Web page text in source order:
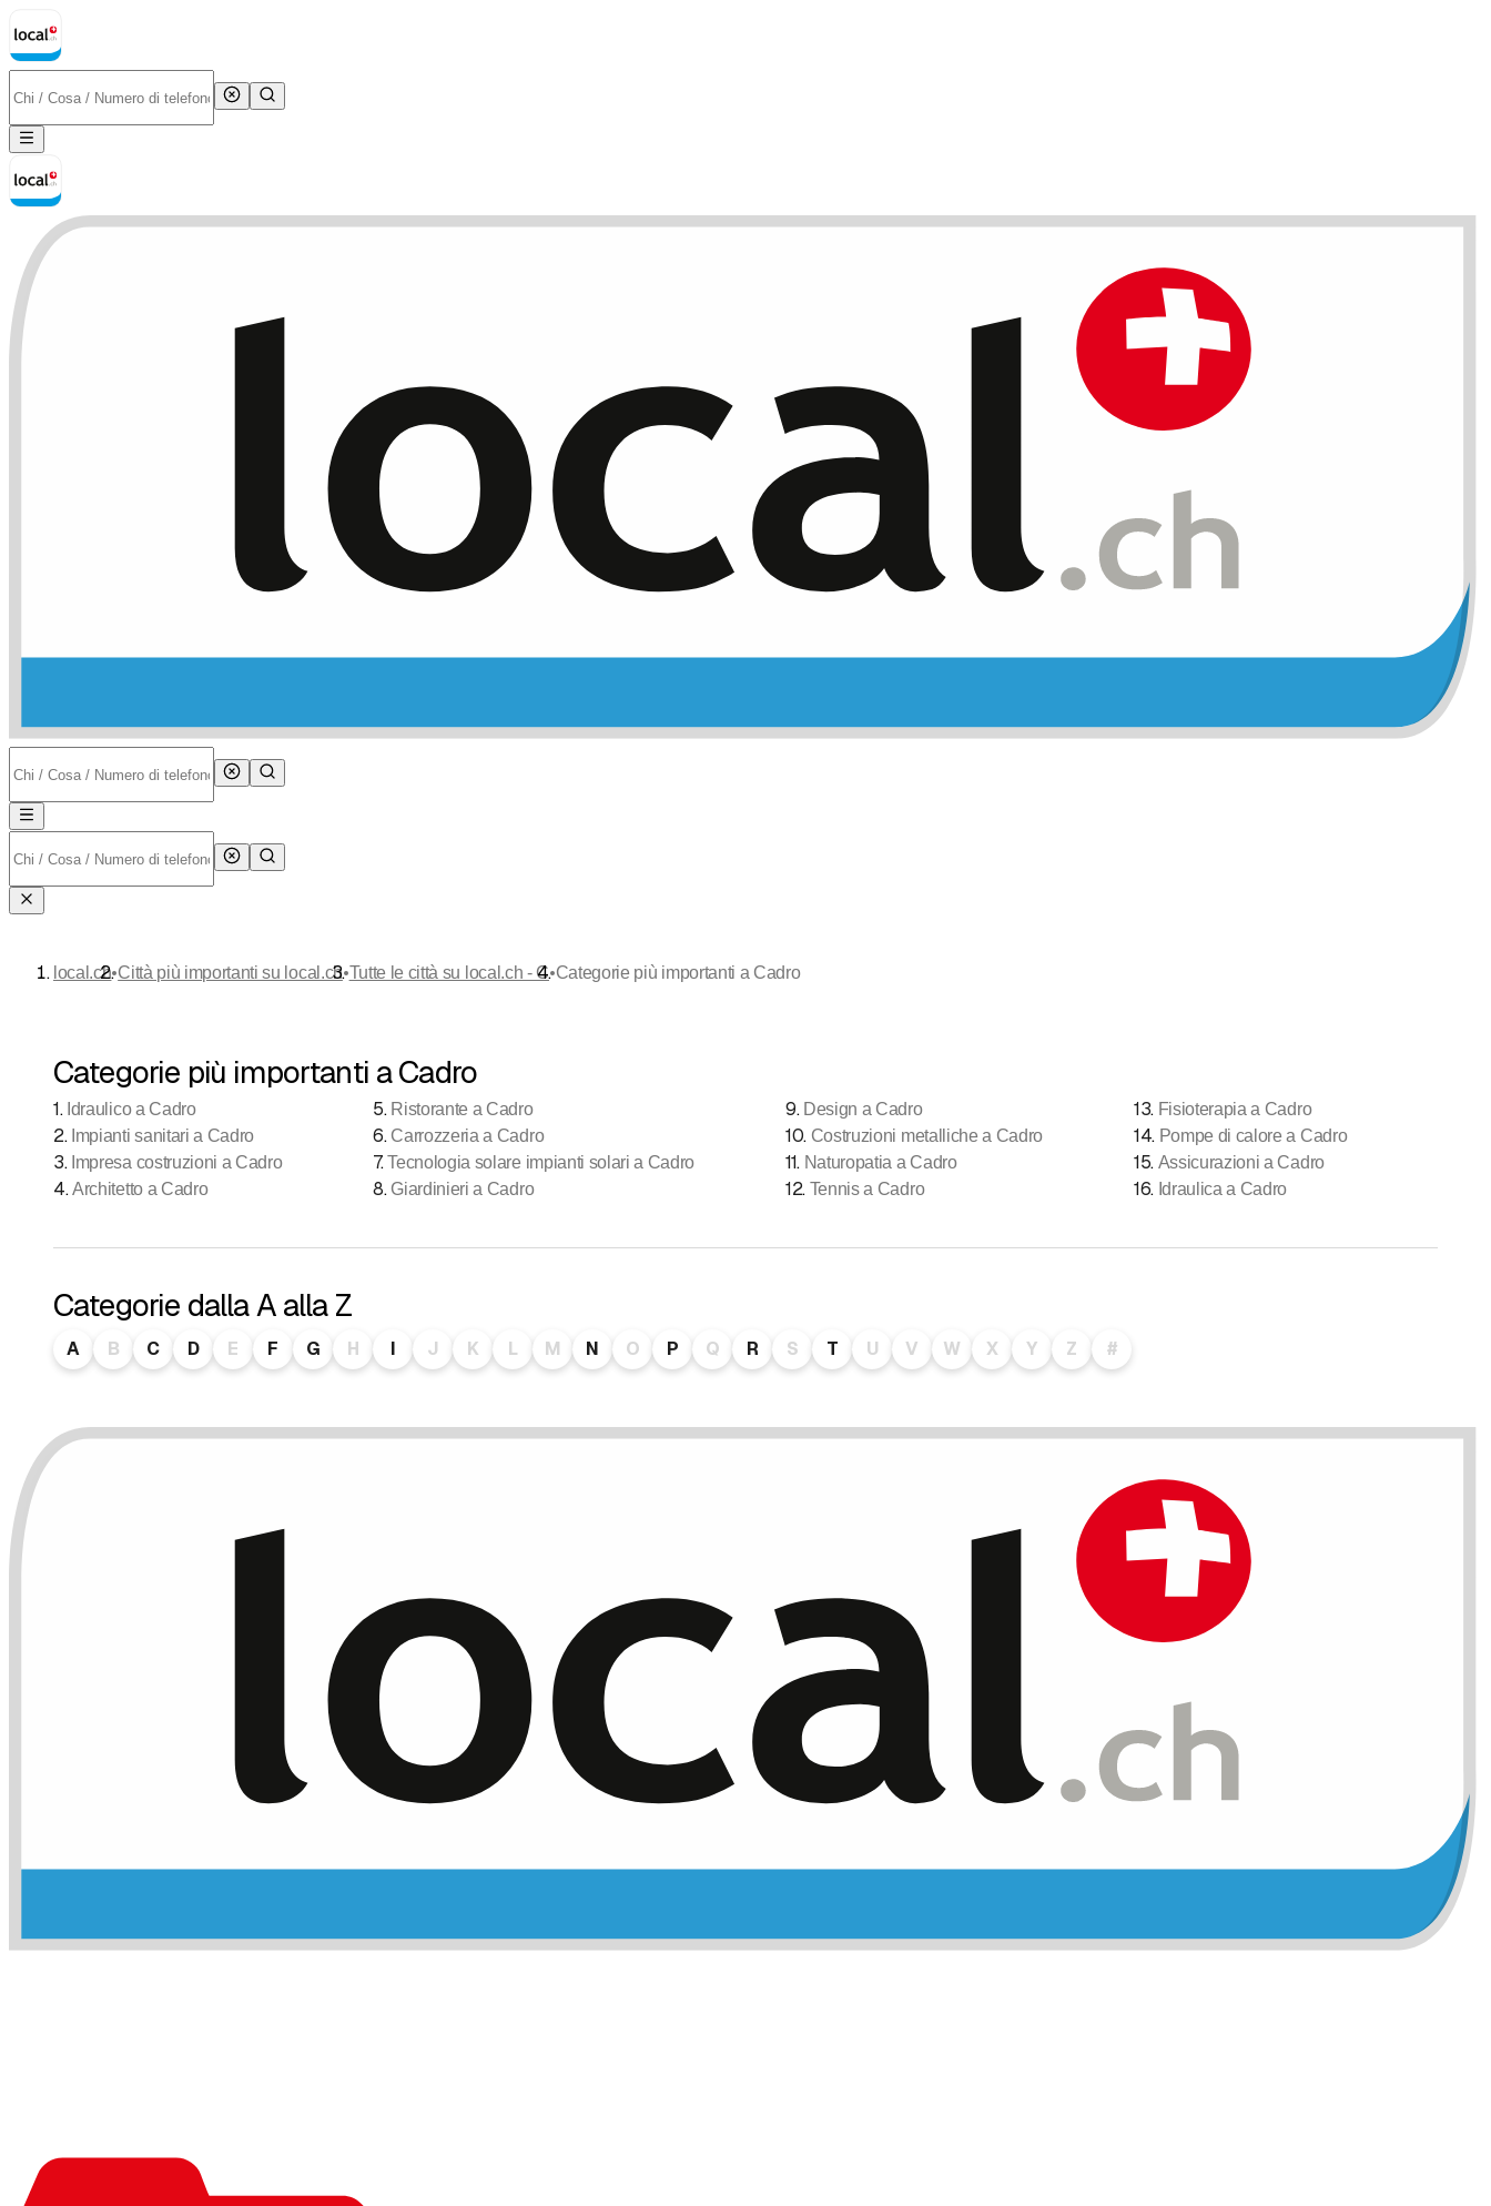
Categorie più importanti a Cadro
1. Idraulico a Cadro
2. Impianti sanitari a Cadro
3. Impresa costruzioni a Cadro
4.Architetto a Cadro
5. Ristorante a Cadro
6. Carrozzeria a Cadro
7.Tecnologia solare impianti solari a Cadro
8. Giardinieri a Cadro
9. Design a Cadro
10. Costruzioni metalliche a Cadro
11. Naturopatia a Cadro
12. Tennis a Cadro
13. Fisioterapia a Cadro
14. Pompe di calore a Cadro
15. Assicurazioni a Cadro
16. Idraulica a Cadro
Categorie dalla A alla Z
A B C D E F G H I J K L M N O P Q R S T U V W X Y Z #
local.ch•Città più importanti su local.ch•Tutte le città su local.ch - C•Categorie più importanti a Cadro